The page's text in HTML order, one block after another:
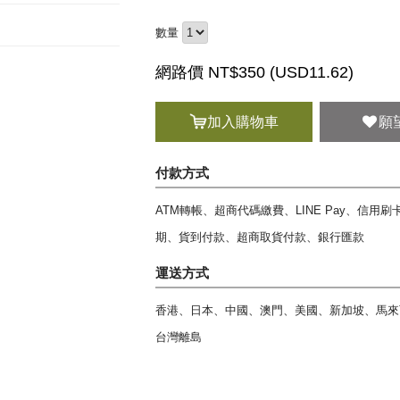
數量
網路價 NT$350 (USD11.62)
加入購物車 願
付款方式
ATM轉帳、超商代碼繳費、LINE Pay、信用刷
期、貨到付款、超商取貨付款、銀行匯款
運送方式
香港、日本、中國、澳門、美國、新加坡、馬
台灣離島